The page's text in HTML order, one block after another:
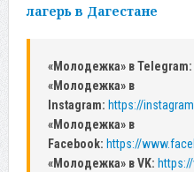
лагерь в Дагестане
«Молодежка» в Telegram:
«Молодежка» в
Instagram: https://
«Молодежка» в
Facebook: https://
«Молодежка» в VK: